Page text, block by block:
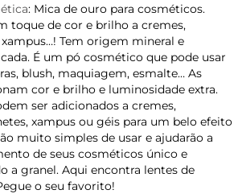
: Mica de ouro para cosméticos.
toque de cor e brilho a cremes,
xampus…! Tem origem mineral e
É um pó cosmético que pode usar
blush, maquiagem, esmalte… As
cor e brilho e luminosidade extra.
ser adicionados a cremes,
xampus ou géis para um belo efeito
muito simples de usar e ajudarão a
de seus cosméticos único e
a granel. Aqui encontra lentes de
o seu favorito!